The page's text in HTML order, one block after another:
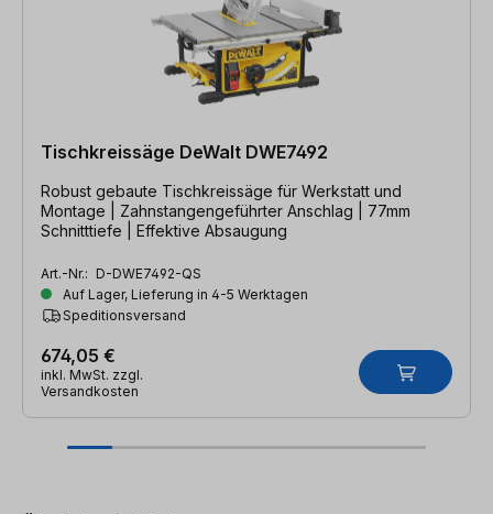
Tischkreissäge DeWalt DWE7492
Robust gebaute Tischkreissäge für Werkstatt und
Montage | Zahnstangengeführter Anschlag | 77mm
Schnitttiefe | Effektive Absaugung
Art.-Nr.: D-DWE7492-QS
Auf Lager, Lieferung in 4-5 Werktagen
Speditionsversand
674,05 €
inkl. MwSt. zzgl.
Versandkosten